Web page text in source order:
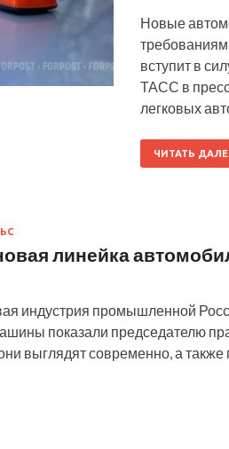
Новые
требованиям
вступит в
ТАСС в
легковых
ЧИТАТЬ
линейка
индустрия промышленной
показали председателю
выглядят современно, а также